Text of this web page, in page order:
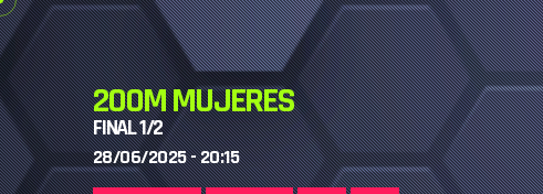
200M MUJERES
FINAL 1/2
28/06/2025 - 20:15